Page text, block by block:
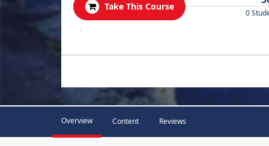
Take This Course
0
.
Overview Content Reviews